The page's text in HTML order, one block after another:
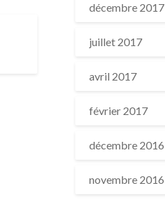
décembre 2017
juillet 2017
avril 2017
février 2017
décembre 2016
novembre 2016